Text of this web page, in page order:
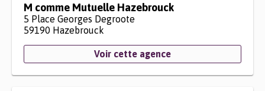
M comme Mutuelle Hazebrouck
5 Place Georges Degroote
59190 Hazebrouck
Voir cette agence